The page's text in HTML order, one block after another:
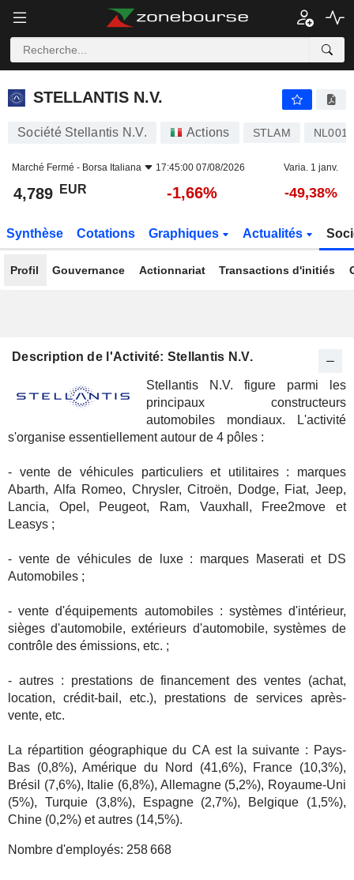
STELLANTIS N.V.
STELLANTIS N.V.
Société Stellantis N.V. Actions STLAM
Marché Fermé - Borsa Italiana 17:45:00 07/08/2026 Varia. 1 janv.
4,789 EUR -1,66% -49,38%
Synthèse Cotations Graphiques Actualités
Profil Gouvernance Actionnariat Transactions d'initiés
Description de l'Activité: Stellantis N.V.
Stellantis N.V. figure parmi les
principaux constructeurs
automobiles mondiaux. L'activité
s'organise essentiellement autour de 4 pôles :
- vente de véhicules particuliers et utilitaires : marques
Abarth, Alfa Romeo, Chrysler, Citroën, Dodge, Fiat, Jeep,
Lancia, Opel, Peugeot, Ram, Vauxhall, Free2move et
Leasys ;
- vente de véhicules de luxe : marques Maserati et DS
Automobiles ;
- vente d'équipements automobiles : systèmes d'intérieur,
sièges d'automobile, extérieurs d'automobile, systèmes de
contrôle des émissions, etc. ;
- autres : prestations de financement des ventes (achat,
location, crédit-bail, etc.), prestations de services après-
vente, etc.
La répartition géographique du CA est la suivante : Pays-
Bas (0,8%), Amérique du Nord (41,6%), France (10,3%),
Brésil (7,6%), Italie (6,8%), Allemagne (5,2%), Royaume-Uni
(5%), Turquie (3,8%), Espagne (2,7%), Belgique (1,5%),
Chine (0,2%) et autres (14,5%).
Nombre d'employés: 258 668